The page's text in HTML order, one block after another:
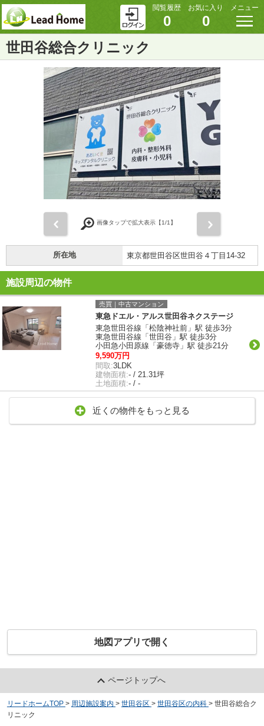
閲覧履歴
0
お気に入り
0
メニュー
世田谷総合クリニック
画像タップで拡大表示【1/1】
所在地 東京都世田谷区世田谷４丁目14-32
施設周辺の物件
売買｜中古マンション
東急ドエル・アルス世田谷ネクステージ
東急世田谷線「松陰神社前」駅 徒歩3分
東急世田谷線「世田谷」駅 徒歩3分
小田急小田原線「豪徳寺」駅 徒歩21分
9,590万円
間取:3LDK
建物面積:- / 21.31坪
土地面積:- / -
近くの物件をもっと見る
地図アプリで開く
ページトップへ
リードホームTOP > 周辺施設案内 > 世田谷区 > 世田谷区の内科 > 世田谷総合ク
リニック